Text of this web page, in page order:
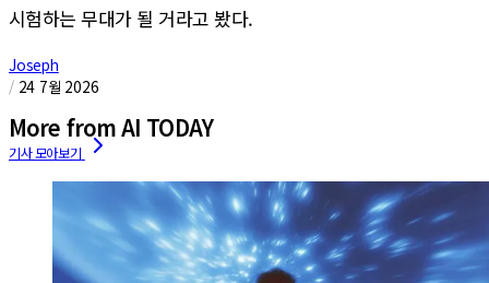
시험하는 무대가 될 거라고 봤다.
Joseph
/ 24 7월 2026
More from AI TODAY